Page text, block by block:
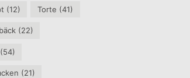
(12) Torte (41)
(22)
(54)
(21)